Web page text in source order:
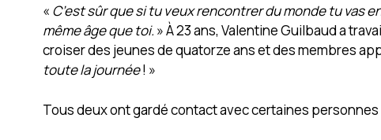
« C’est sûr que si tu veux rencontrer du monde tu vas
même âge que toi. » À 23 ans, Valentine Guilbaud a
croiser des jeunes de quatorze ans et des membres
toute la journée! »
Tous deux ont gardé contact avec certaines